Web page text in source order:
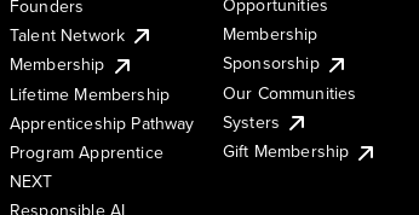
Founders
Talent Network
Membership
Lifetime Membership
Apprenticeship Pathway
Program Apprentice
NEXT
Responsible AI
Membership
Sponsorship
Our Communities
Systers
Gift Membership